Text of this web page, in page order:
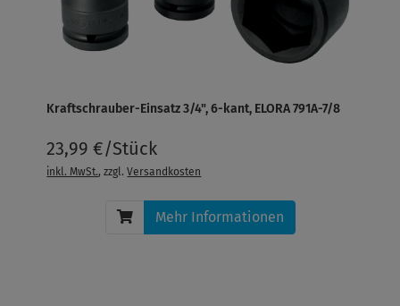
Kraftschrauber-Einsatz 3/4", 6-kant, ELORA 791A-7/8
23,99 €/Stück
inkl. MwSt., zzgl.Versandkosten
Mehr Informationen